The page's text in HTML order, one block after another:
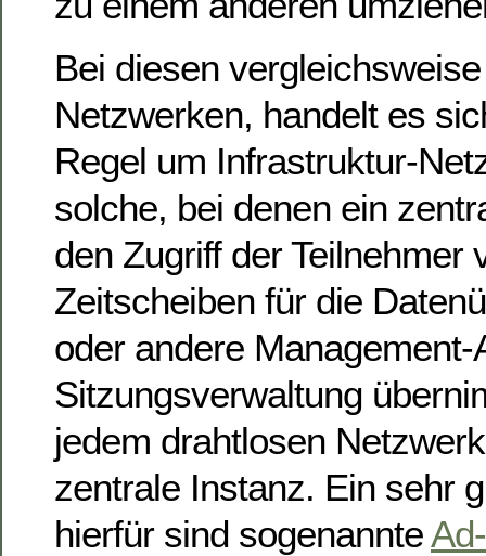
Bei diesen
Netzwerken, handelt es
Regel um Infrastruktur-
solche, bei denen ein
den Zugriff der Teilnehmer
Zeitscheiben für die
oder andere
Sitzungsverwaltung
jedem drahtlosen
zentrale Instanz. Ein sehr
hierfür sind sogenannte